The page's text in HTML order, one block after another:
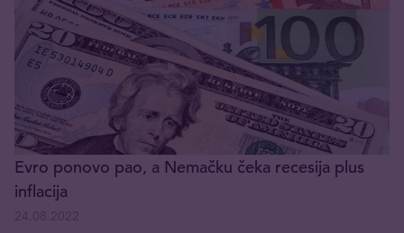
Evro ponovo pao, a Nemačku čeka recesija plus
inflacija